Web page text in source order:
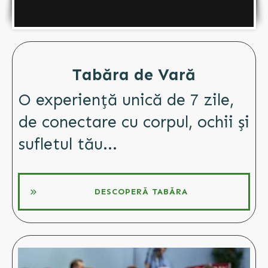
Tabăra de Vară
O experiență unică de 7 zile,
de conectare cu corpul, ochii și
sufletul tău...
DESCOPERĂ TABĂRA